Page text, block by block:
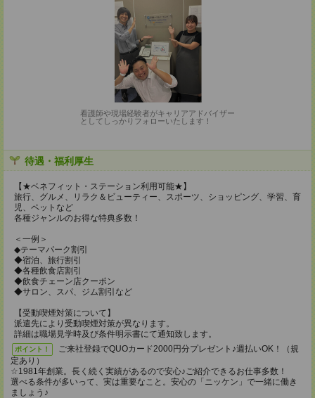
看護師や現場経験者がキャリアアドバイザー
としてしっかりフォローいたします！
待遇・福利厚生
【★ベネフィット・ステーション利用可能★】
旅行、グルメ、リラク＆ビューティー、スポーツ、ショッピング、学習、育
児、ペットなど
各種ジャンルのお得な特典多数！
＜一例＞
◆テーマパーク割引
◆宿泊、旅行割引
◆各種飲食店割引
◆飲食チェーン店クーポン
◆サロン、スパ、ジム割引など
【受動喫煙対策について】
派遣先により受動喫煙対策が異なります。
詳細は職場見学時及び条件明示書にて通知致します。
ポイント！
ご来社登録でQUOカード2000円分プレゼント♪週払いOK！（規
定あり）
☆1981年創業。長く続く実績があるので安心♪ご紹介できるお仕事多数！
選べる条件が多いって、実は重要なこと。安心の「ニッケン」で一緒に働き
ましょう♪